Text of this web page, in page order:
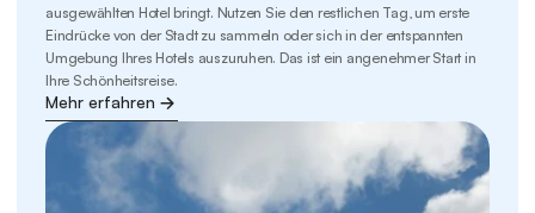
ausgewählten Hotel bringt. Nutzen Sie den restlichen Tag, um erste
Eindrücke von der Stadt zu sammeln oder sich in der entspannten
Umgebung Ihres Hotels auszuruhen. Das ist ein angenehmer Start in
Ihre Schönheitsreise.
Mehr erfahren